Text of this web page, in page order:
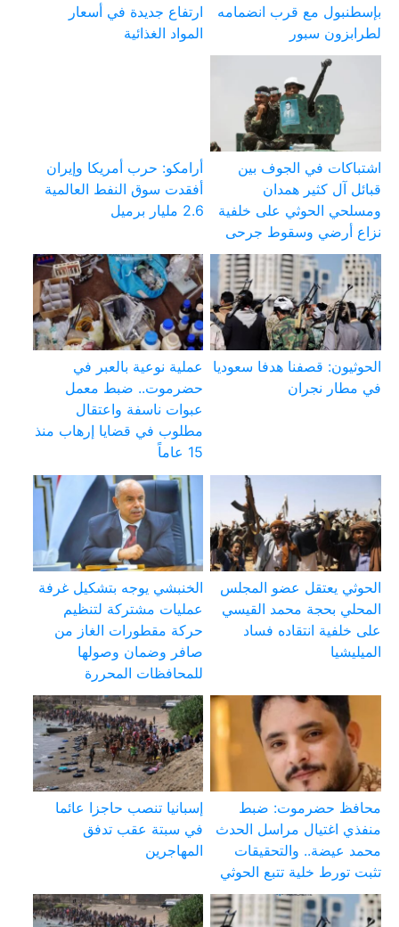
بإسطنبول مع قرب انضمامه
لطرابزون سبور
ارتفاع جديدة في أسعار
المواد الغذائية
اشتباكات في الجوف بين
قبائل آل كثير همدان
ومسلحي الحوثي على خلفية
نزاع أرضي وسقوط جرحى
أرامكو: حرب أمريكا وإيران
أفقدت سوق النفط العالمية
2.6 مليار برميل
الحوثيون: قصفنا هدفا سعوديا
في مطار نجران
عملية نوعية بالعبر في
حضرموت.. ضبط معمل
عبوات ناسفة واعتقال
مطلوب في قضايا إرهاب منذ
15 عاماً
الحوثي يعتقل عضو المجلس
المحلي بحجة محمد القيسي
على خلفية انتقاده فساد
الميليشيا
الخنبشي يوجه بتشكيل غرفة
عمليات مشتركة لتنظيم
حركة مقطورات الغاز من
صافر وضمان وصولها
للمحافظات المحررة
محافظ حضرموت: ضبط
منفذي اغتيال مراسل الحدث
محمد عيضة.. والتحقيقات
تثبت تورط خلية تتبع الحوثي
إسبانيا تنصب حاجزا عائما
في سبتة عقب تدفق
المهاجرين